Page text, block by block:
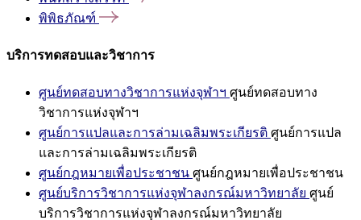
พิพิธภัณฑ์
บริการทดสอบและวิชาการ
ศูนย์ทดสอบทางวิชาการแห่งจุฬาฯ ศูนย์ทดสอบทาง
วิชาการแห่งจุฬาฯ
ศูนย์การแปลและการล่ามเฉลิมพระเกียรติ ศูนย์การแปล
และการล่ามเฉลิมพระเกียรติ
ศูนย์กฎหมายเพื่อประชาชน ศูนย์กฎหมายเพื่อประชาชน
ศูนย์บริการวิชาการแห่งจุฬาลงกรณ์มหาวิทยาลัย ศูนย์
บริการวิชาการแห่งจุฬาลงกรณ์มหาวิทยาลัย